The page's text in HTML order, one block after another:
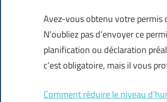
Avez-vous obtenu votre permis
N’oubliez pas d’envoyer ce
planification ou déclaration
c’est obligatoire, mais il vous
Comment réduire le niveau